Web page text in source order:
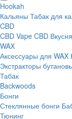
Hookah
Кальяны Табак для
CBD
CBD Vape CBD
WAX
Аксессуары для WAX
Экстракторы
Табак
Backwoods
Бонги
Стеклянные бонги
Тюнинг